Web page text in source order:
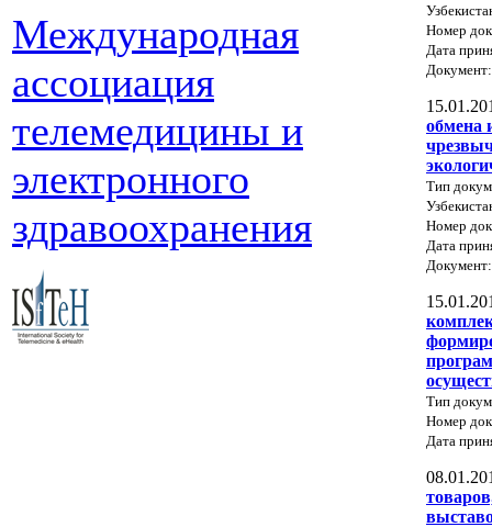
Международная
ассоциация
телемедицины и
электронного
здравоохранения
Номер
Дата
обмена
Тип
Номер
Дата
Тип
Номер
Дата